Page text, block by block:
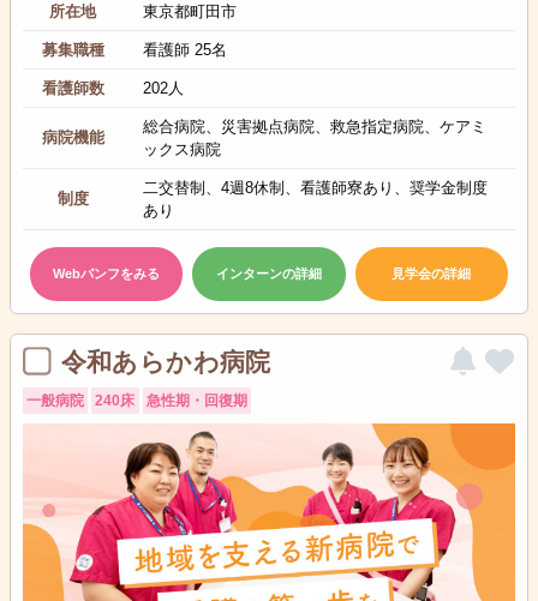
所在地 東京都町田市
募集職種 看護師 25名
看護師数 202人
病院機能
総合病院、災害拠点病院、救急指定病院、ケアミ
ックス病院
制度
二交替制、4週8休制、看護師寮あり、奨学金制度
あり
Webパンフをみる インターンの詳細 見学会の詳細
令和あらかわ病院
一般病院 240床 急性期・回復期